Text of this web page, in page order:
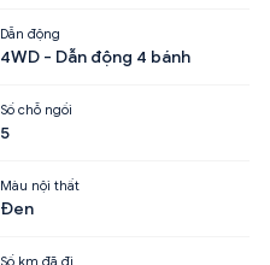
Dẫn động
4WD - Dẫn động 4 bánh
Số chỗ ngồi
5
Màu nội thất
Đen
Số km đã đi